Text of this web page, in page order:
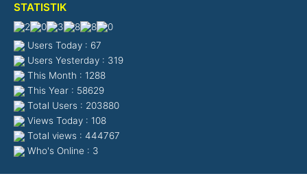
STATISTIK
Users Today : 67
Users Yesterday : 319
This Month : 1288
This Year : 58629
Total Users : 203880
Views Today : 108
Total views : 444767
Who's Online : 3